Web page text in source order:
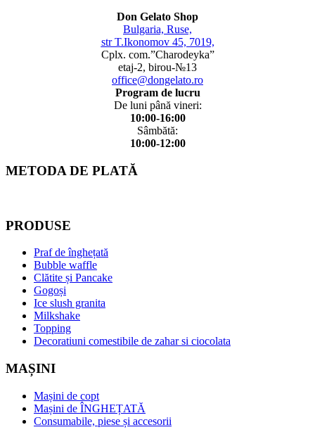
Don Gelato Shop
Bulgaria, Ruse,
str T.Ikonomov 45, 7019,
Cplx. com.”Charodeyka”
etaj-2, birou-№13
office@dongelato.ro
Program de lucru
De luni până vineri:
10:00-16:00
Sâmbătă:
10:00-12:00
METODA DE PLATĂ
PRODUSE
Praf de înghețată
Bubble waffle
Clătite și Pancake
Gogoși
Ice slush granita
Milkshake
Topping
Decoratiuni comestibile de zahar si ciocolata
MAȘINI
Mașini de copt
Mașini de ÎNGHEȚATĂ
Consumabile, piese și accesorii